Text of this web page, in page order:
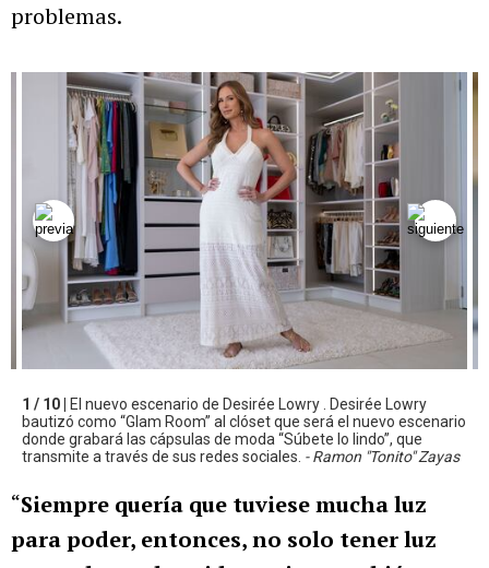
problemas.
1 / 10 |
El nuevo escenario de Desirée Lowry . Desirée Lowry
bautizó como “Glam Room” al clóset que será el nuevo escenario
donde grabará las cápsulas de moda “Súbete lo lindo”, que
transmite a través de sus redes sociales. - Ramon "Tonito" Zayas
“Siempre quería que tuviese mucha luz
para poder, entonces, no solo tener luz